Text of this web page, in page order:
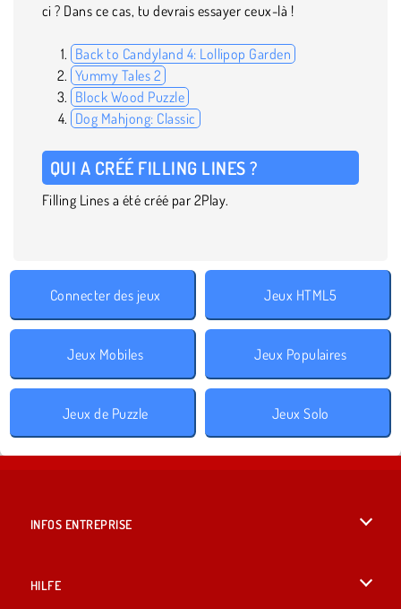
ci ? Dans ce cas, tu devrais essayer ceux-là !
Back to Candyland 4: Lollipop Garden
Yummy Tales 2
Block Wood Puzzle
Dog Mahjong: Classic
QUI A CRÉÉ FILLING LINES ?
Filling Lines a été créé par 2Play.
Connecter des jeux Jeux HTML5
Jeux Mobiles Jeux Populaires
Jeux de Puzzle Jeux Solo
INFOS ENTREPRISE
HILFE